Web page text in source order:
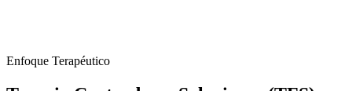
Enfoque Terapéutico